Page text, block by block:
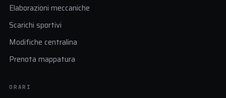
Elaborazioni meccaniche
Scarichi sportivi
Modifiche centralina
Prenota mappatura
ORARI